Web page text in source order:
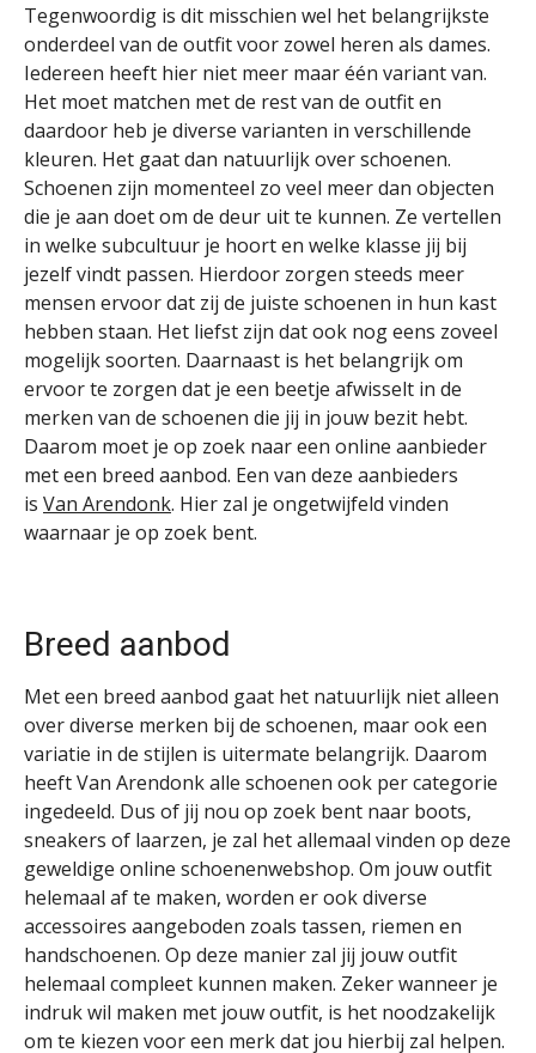
Tegenwoordig is dit misschien wel het belangrijkste
onderdeel van de outfit voor zowel heren als dames.
Iedereen heeft hier niet meer maar één variant van.
Het moet matchen met de rest van de outfit en
daardoor heb je diverse varianten in verschillende
kleuren. Het gaat dan natuurlijk over schoenen.
Schoenen zijn momenteel zo veel meer dan objecten
die je aan doet om de deur uit te kunnen. Ze vertellen
in welke subcultuur je hoort en welke klasse jij bij
jezelf vindt passen. Hierdoor zorgen steeds meer
mensen ervoor dat zij de juiste schoenen in hun kast
hebben staan. Het liefst zijn dat ook nog eens zoveel
mogelijk soorten. Daarnaast is het belangrijk om
ervoor te zorgen dat je een beetje afwisselt in de
merken van de schoenen die jij in jouw bezit hebt.
Daarom moet je op zoek naar een online aanbieder
met een breed aanbod. Een van deze aanbieders
is Van Arendonk. Hier zal je ongetwijfeld vinden
waarnaar je op zoek bent.
Breed aanbod
Met een breed aanbod gaat het natuurlijk niet alleen
over diverse merken bij de schoenen, maar ook een
variatie in de stijlen is uitermate belangrijk. Daarom
heeft Van Arendonk alle schoenen ook per categorie
ingedeeld. Dus of jij nou op zoek bent naar boots,
sneakers of laarzen, je zal het allemaal vinden op deze
geweldige online schoenenwebshop. Om jouw outfit
helemaal af te maken, worden er ook diverse
accessoires aangeboden zoals tassen, riemen en
handschoenen. Op deze manier zal jij jouw outfit
helemaal compleet kunnen maken. Zeker wanneer je
indruk wil maken met jouw outfit, is het noodzakelijk
om te kiezen voor een merk dat jou hierbij zal helpen.